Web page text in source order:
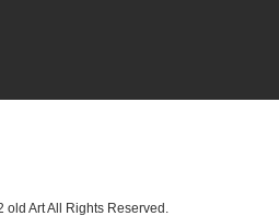
Art All Rights Reserved.